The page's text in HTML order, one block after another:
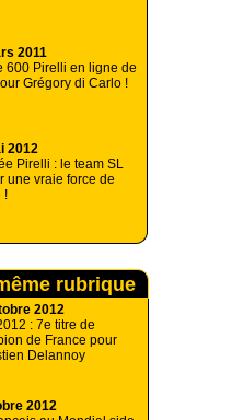
2011
600 Pirelli en ligne de
Grégory di Carlo !
2012
Pirelli : le team SL
une vraie force de
!
rubrique
2012
: 7e titre de
de France pour
Delannoy
2012